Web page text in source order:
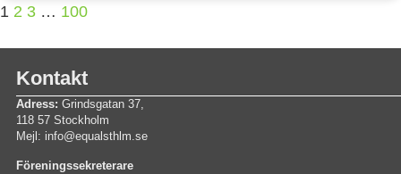
1 2 3 … 100
Kontakt
Adress: Grindsgatan 37,
118 57 Stockholm
Mejl: info@equalsthlm.se
Föreningssekreterare